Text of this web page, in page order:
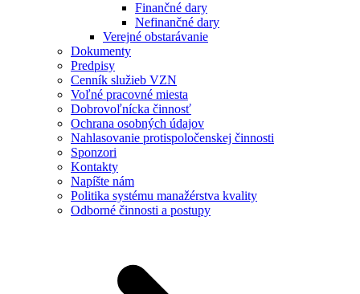
Finančné dary
Nefinančné dary
Verejné obstarávanie
Dokumenty
Predpisy
Cenník služieb VZN
Voľné pracovné miesta
Dobrovoľnícka činnosť
Ochrana osobných údajov
Nahlasovanie protispoločenskej činnosti
Sponzori
Kontakty
Napíšte nám
Politika systému manažérstva kvality
Odborné činnosti a postupy